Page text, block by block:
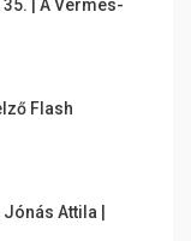
| A Vermes-
Flash
Attila |